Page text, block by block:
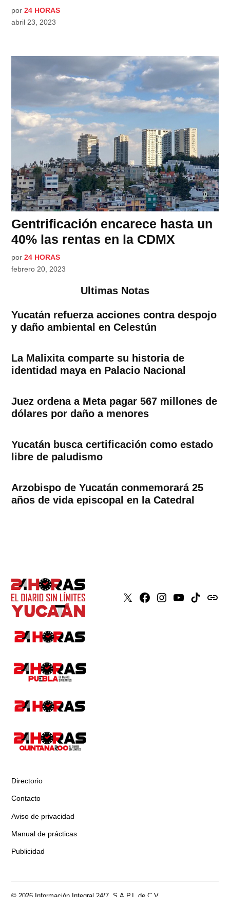
por 24 HORAS
abril 23, 2023
Gentrificación encarece hasta un
40% las rentas en la CDMX
por 24 HORAS
febrero 20, 2023
Ultimas Notas
Yucatán refuerza acciones contra despojo
y daño ambiental en Celestún
La Malixita comparte su historia de
identidad maya en Palacio Nacional
Juez ordena a Meta pagar 567 millones de
dólares por daño a menores
Yucatán busca certificación como estado
libre de paludismo
Arzobispo de Yucatán conmemorará 25
años de vida episcopal en la Catedral
X Faceboook
Instagram
YoutubeTiktokissuu
Directorio
Contacto
Aviso de privacidad
Manual de prácticas
Publicidad